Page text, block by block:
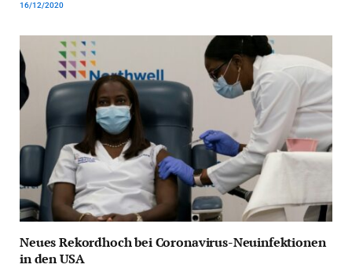
16/12/2020
Neues Rekordhoch bei Coronavirus-Neuinfektionen
in den USA